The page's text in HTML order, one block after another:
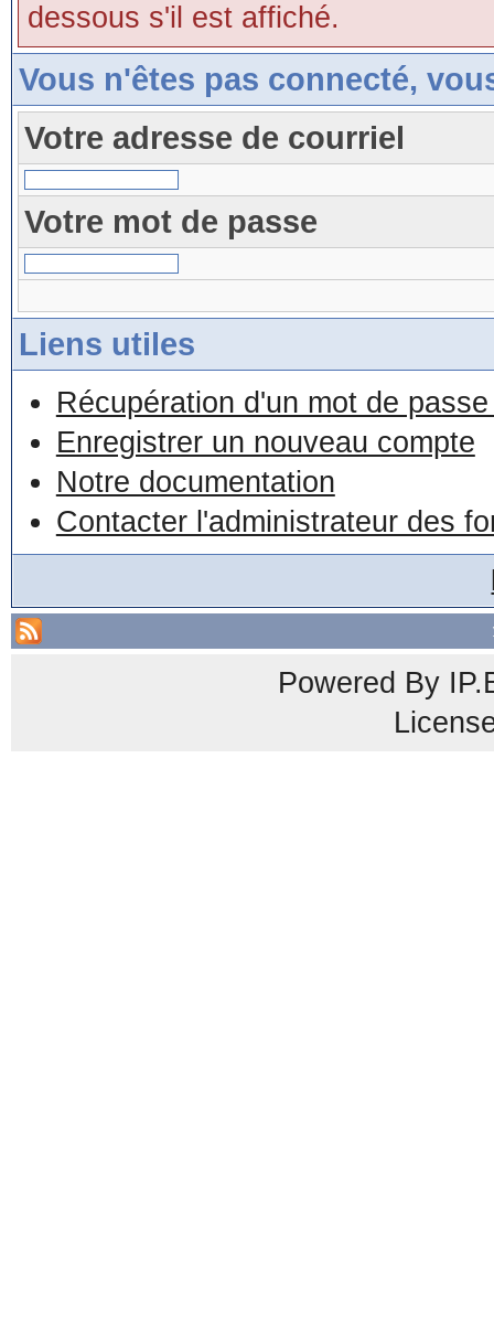
dessous s'il est affiché.
Vous n'êtes pas connecté,
Votre adresse de courriel
Votre mot de passe
Liens utiles
Récupération d'un mot de
Enregistrer un nouveau compte
Notre documentation
Contacter l'administrateur des
Powered By